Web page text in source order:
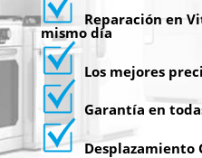
Reparación en
mismo día
Los mejores
Garantía en
Desplazamiento